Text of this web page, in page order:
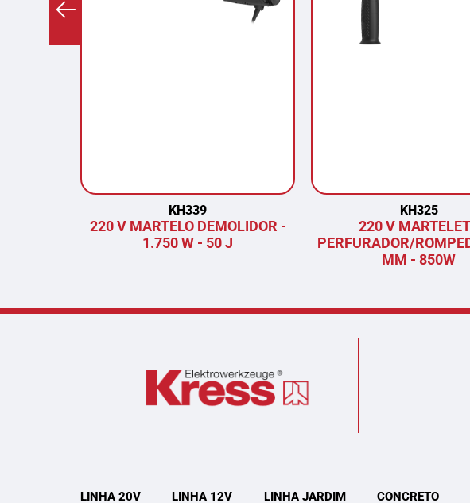
KH339
220 V MARTELO DEMOLIDOR -
1.750 W - 50 J
KH325
220 V
PERFURADOR/
MM - 850W
LINHA 20V LINHA 12V LINHA JARDIM CONCRETO